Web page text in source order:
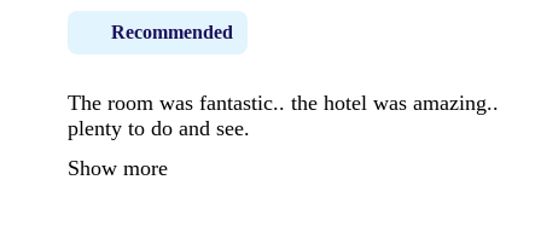
Recommended
The room was fantastic.. the hotel was amazing..
plenty to do and see.
Show more